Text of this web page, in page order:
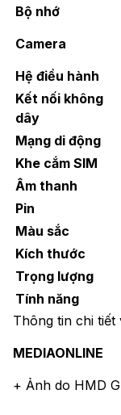
Bộ nhớ
Camera
Hệ điều hành
Kết nối không
dây
Mạng di động
Khe cắm SIM
Âm thanh
Pin
Màu sắc
Kích thước
Trọng lượng
Tính năng
Thông tin chi tiết
MEDIAONLINE
+ Ảnh do HMD